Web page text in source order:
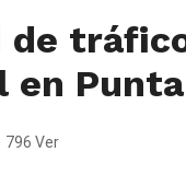
796 Ver